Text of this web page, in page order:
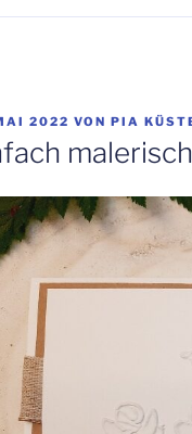
2022 VON PIA